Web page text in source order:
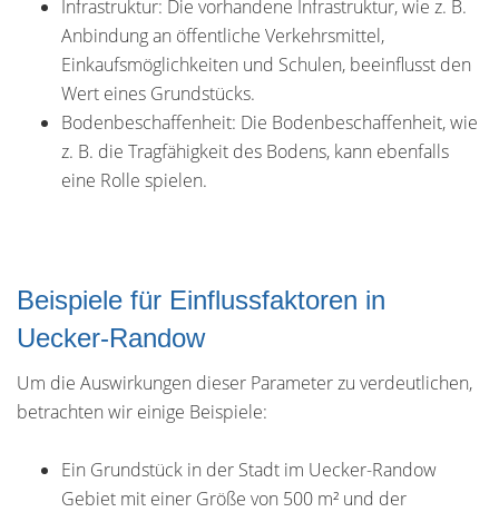
Infrastruktur: Die vorhandene Infrastruktur, wie z. B.
Anbindung an öffentliche Verkehrsmittel,
Einkaufsmöglichkeiten und Schulen, beeinflusst den
Wert eines Grundstücks.
Bodenbeschaffenheit: Die Bodenbeschaffenheit, wie
z. B. die Tragfähigkeit des Bodens, kann ebenfalls
eine Rolle spielen.
Beispiele für Einflussfaktoren in
Uecker-Randow
Um die Auswirkungen dieser Parameter zu verdeutlichen,
betrachten wir einige Beispiele:
Ein Grundstück in der Stadt im Uecker-Randow
Gebiet mit einer Größe von 500 m² und der